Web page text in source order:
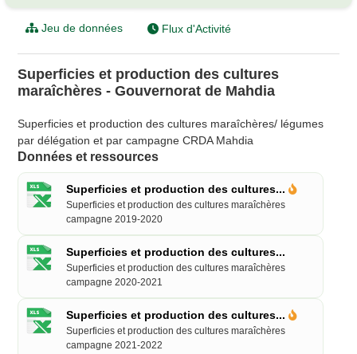
Jeu de données Flux d'Activité
Superficies et production des cultures
maraîchères - Gouvernorat de Mahdia
Superficies et production des cultures maraîchères/ légumes
par délégation et par campagne CRDA Mahdia
Données et ressources
Superficies et production des cultures...
Superficies et production des cultures maraîchères
campagne 2019-2020
Superficies et production des cultures...
Superficies et production des cultures maraîchères
campagne 2020-2021
Superficies et production des cultures...
Superficies et production des cultures maraîchères
campagne 2021-2022